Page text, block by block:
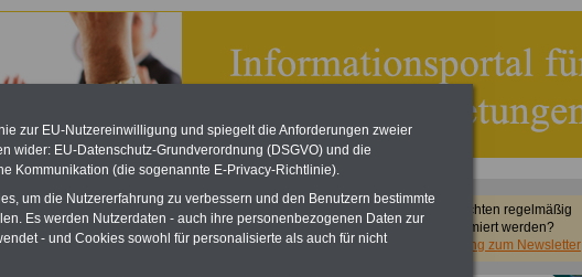
Sie möchten regelmäßig
informiert werden?
Anmeldung zum Newsletter
zur EU-Nutzereinwilligung und spiegelt die Anforderungen zweier
wider: EU-Datenschutz-Grundverordnung (DSGVO) und die
Kommunikation (die sogenannte E-Privacy-Richtlinie).
um die Nutzererfahrung zu verbessern und den Benutzern bestimmte
Es werden Nutzerdaten - auch ihre personenbezogenen Daten zur
- und Cookies sowohl für personalisierte als auch für nicht